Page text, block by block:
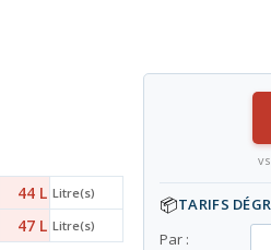
44 L Litre(s)
47 L Litre(s)
📦TARIFS
Par :